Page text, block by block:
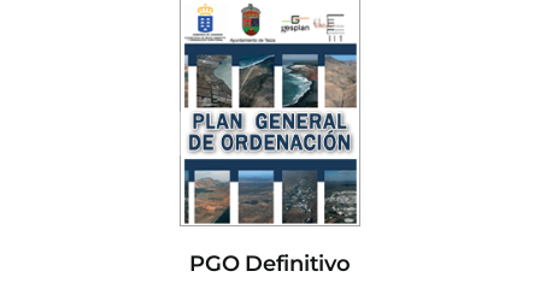
PGO Definitivo